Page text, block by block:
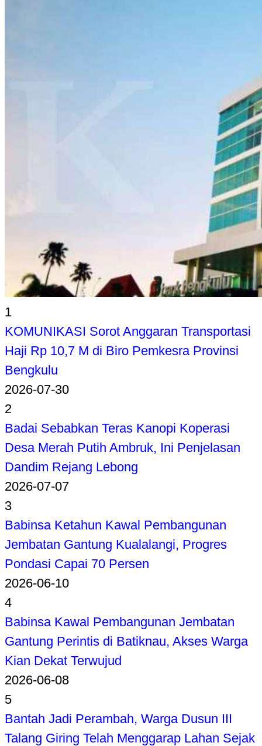
1
KOMUNIKASI Sorot Anggaran Transportasi
Haji Rp 10,7 M di Biro Pemkesra Provinsi
Bengkulu
2026-07-30
2
Badai Sebabkan Teras Kanopi Koperasi
Desa Merah Putih Ambruk, Ini Penjelasan
Dandim Rejang Lebong
2026-07-07
3
Babinsa Ketahun Kawal Pembangunan
Jembatan Gantung Kualalangi, Progres
Pondasi Capai 70 Persen
2026-06-10
4
Babinsa Kawal Pembangunan Jembatan
Gantung Perintis di Batiknau, Akses Warga
Kian Dekat Terwujud
2026-06-08
5
Bantah Jadi Perambah, Warga Dusun III
Talang Giring Telah Menggarap Lahan Sejak